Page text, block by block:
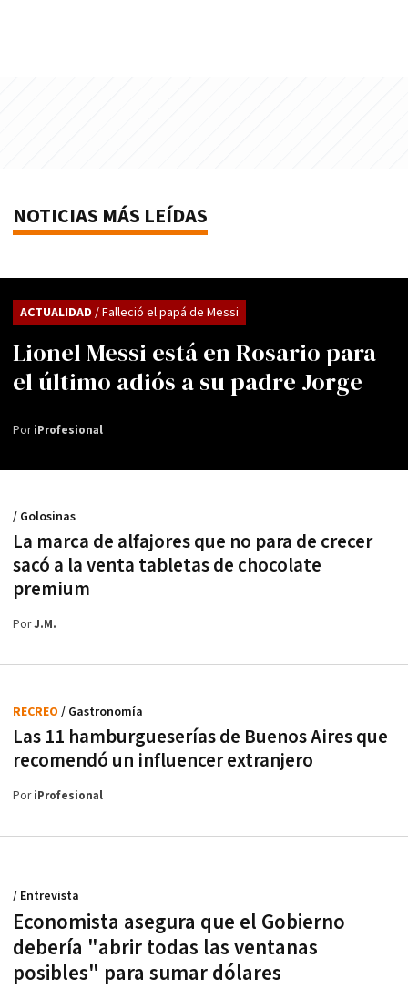
NOTICIAS MÁS LEÍDAS
Lionel Messi está en Rosario para
el último adiós a su padre Jorge
ACTUALIDAD / Falleció el papá de Messi
PoriProfesional
La marca de alfajores que no para de crecer
sacó a la venta tabletas de chocolate
premium
/ Golosinas
PorJ.M.
Las 11 hamburgueserías de Buenos Aires que
recomendó un influencer extranjero
RECREO / Gastronomía
PoriProfesional
Economista asegura que el Gobierno
debería "abrir todas las ventanas
posibles" para sumar dólares
/ Entrevista